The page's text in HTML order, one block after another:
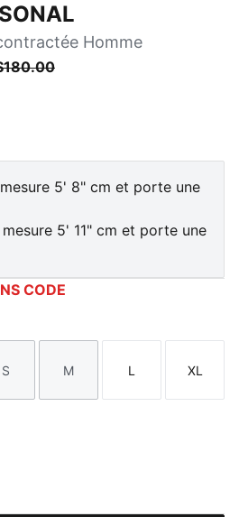
Homme
5' 8" cm et porte une
5' 11" cm et porte une
CODE
Taille
S
Taille
M
Taille
L
Taille
XL